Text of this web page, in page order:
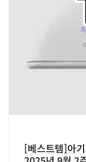
[베스트템]아